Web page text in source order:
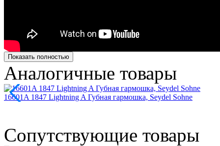
Показать полностью
Аналогичные товары
16601A 1847 Lightning A Губная гармошка, Seydel Sohne
Сопутствующие товары